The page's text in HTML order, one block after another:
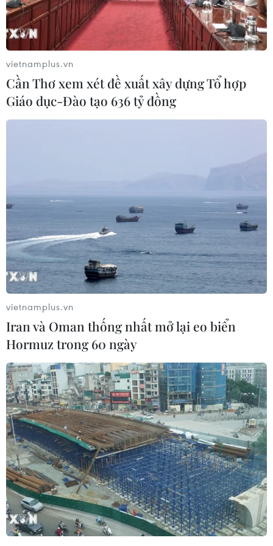
AFP/TTXVN)
Theo phóng viên TTXVN tại Tel Aviv, Quốc hội
Israel (Knesset) ngày 13/3 đã phê chuẩn dự luật
ngân sách sửa đổi 2024, bổ sung hàng chục tỷ
USD để tài trợ cho các khoản chi liên quan đến
cuộc xung đột đang diễn ra với phong trào
Hamas tại Dải Gaza.
Với tỷ lệ đại biểu bỏ phiếu ủng hộ-phản đối là
63-55, Knesset đã thông qua tổng dự toán ngân
sách do chính phủ đề xuất là 584 tỷ NIS (khoảng
160 tỷ USD), chưa kể 140 tỷ NIS để thanh toán
các khoản nợ đến hạn.
Phát biểu sau khi ngân sách được thông qua, Bộ
trưởng Tài chính Bezalel Smotrich nêu rõ:
“Ngân sách chiến tranh sửa đổi… có các mục
tiêu rõ ràng: Giành thắng lợi trong chiến tranh,
chi trả cho lực lượng quân nhân dự bị, tăng
cường mặt trận nội địa và tiếp tục thúc đẩy nền
kinh tế Israel.”
vietnamplus.vn
Cần Thơ xem xét đề xuất xây dựng Tổ hợp
Giáo dục-Đào tạo 636 tỷ đồng
vietnamplus.vn
Iran và Oman thống nhất mở lại eo biển
Hormuz trong 60 ngày